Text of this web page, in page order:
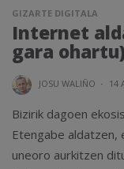
GIZARTE DIGITALA
Internet
gara
JOSU WALIÑO · 14
Bizirik dagoen
Etengabe aldatzen,
uneoro aurkitzen